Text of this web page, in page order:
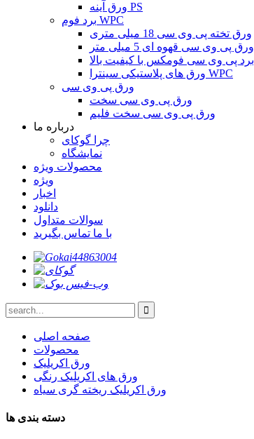
ورق آینه PS
برد فوم WPC
ورق تخته پی وی سی 18 میلی متری
ورق پی وی سی قهوه ای 5 میلی متر
برد پی وی سی فومکس با کیفیت بالا
ورق های پلاستیکی سینترا WPC
ورق پی وی سی
ورق پی وی سی سخت
ورق پی وی سی سخت فلیم
درباره ما
چرا گوکای
نمایشگاه
محصولات ویژه
ویژه
اخبار
دانلود
سوالات متداول
با ما تماس بگیرید
صفحه اصلی
محصولات
ورق اکریلیک
ورق های اکریلیک رنگی
ورق اکریلیک ریخته گری سیاه
دسته بندی ها